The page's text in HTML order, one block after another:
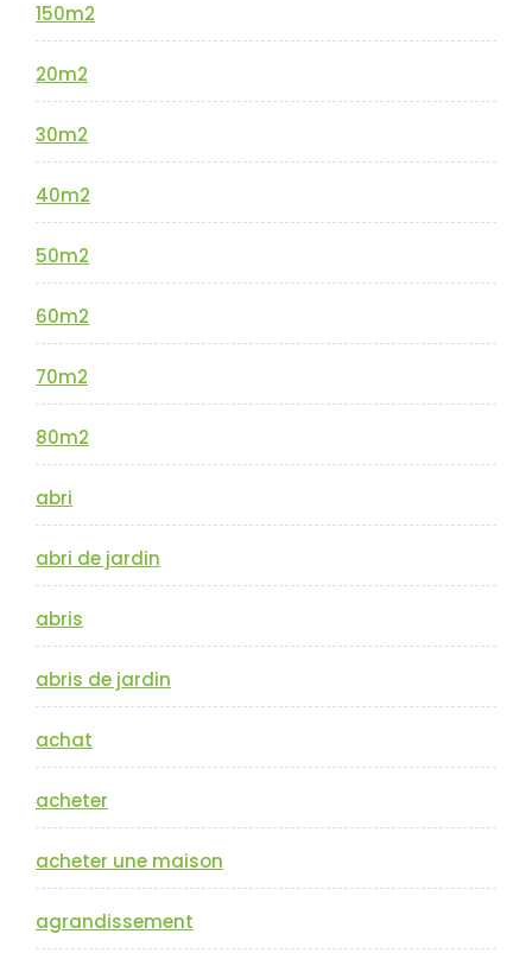
150m2
20m2
30m2
40m2
50m2
60m2
70m2
80m2
abri
abri de jardin
abris
abris de jardin
achat
acheter
acheter une maison
agrandissement